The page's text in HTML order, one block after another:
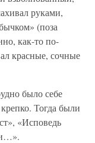
руками,
(поза
как-то по-
красные, сочные
было себе
Тогда были
«Исповедь